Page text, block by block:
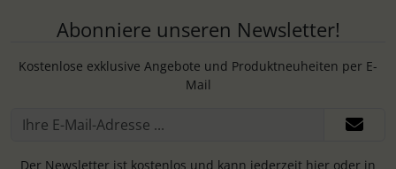
Abonniere unseren Newsletter!
Kostenlose exklusive Angebote und Produktneuheiten per E-
Mail
Der Newsletter ist kostenlos und kann jederzeit hier oder in